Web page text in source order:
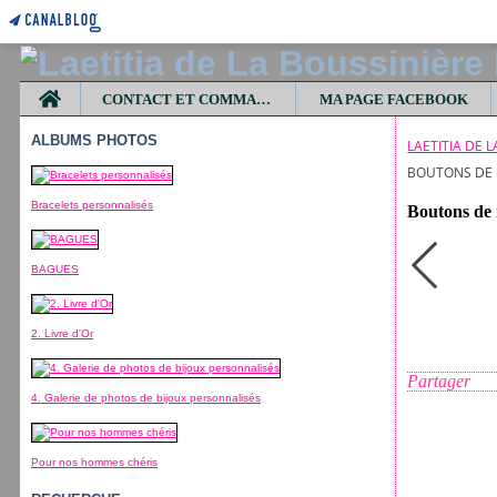
Home
CONTACT ET COMMANDES MA PAGE FACEBOOK
ALBUMS PHOTOS
Bracelets personnalisés
BAGUES
2. Livre d'Or
4. Galerie de photos de bijoux personnalisés
Pour nos hommes chéris
LAETITIA DE
BOUTONS DE
Boutons de
Partager